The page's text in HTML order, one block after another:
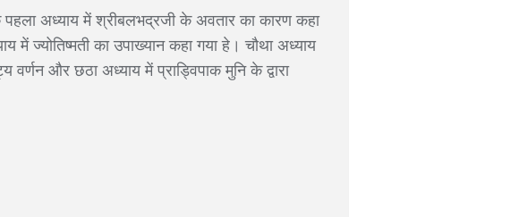
अध्याय में श्रीबलभद्रजी के अवतार का कारण कहा
में ज्योतिष्मती का उपाख्यान कहा गया हे। चौथा अध्याय
और छठा अध्याय में प्राड्विपाक मुनि के द्वारा